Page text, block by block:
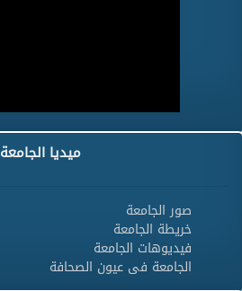
ميديا الجامعة
صور الجامعة
خريطة الجامعة
فيديوهات الجامعة
الجامعة فى عيون الصحافة